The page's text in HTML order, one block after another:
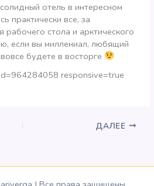
отель в интересном
практически все, за
рабочего стола и арктического
если вы миллениал, любящий
будете в восторге
responsive=true
ДАЛЕЕ